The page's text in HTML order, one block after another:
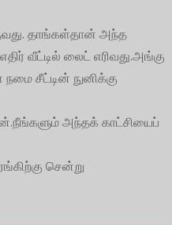
தாங்கள்தான் அந்த
வீட்டில் லைட் எரிவது.அங்கு
சீட்டின் நுனிக்கு
அந்தக் காட்சியைப்
சென்று